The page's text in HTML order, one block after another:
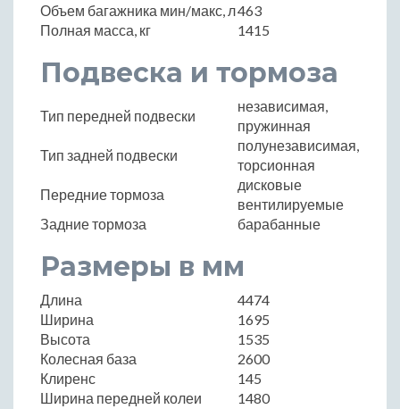
Объем багажника мин/макс, л463
Полная масса, кг
1415
Подвеска и тормоза
Тип передней подвески
независимая,
пружинная
Тип задней подвески
полунезависимая,
торсионная
Передние тормоза
дисковые
вентилируемые
Задние тормоза
барабанные
Размеры в мм
Длина
4474
Ширина
1695
Высота
1535
Колесная база
2600
Клиренс
145
Ширина передней колеи
1480